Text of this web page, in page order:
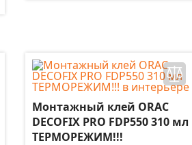
Монтажный клей ORAC
DECOFIX PRO FDP550 310 мл
ТЕРМОРЕЖИМ!!!